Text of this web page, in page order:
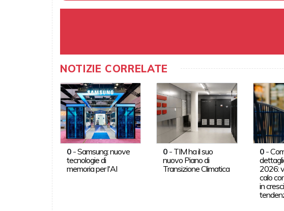
NOTIZIE CORRELATE
0-Samsung: nuove
tecnologie di
memoria per l'AI
0 - TIM ha il suo
nuovo Piano di
Transizione Climatica
0-
2026:
calo
in